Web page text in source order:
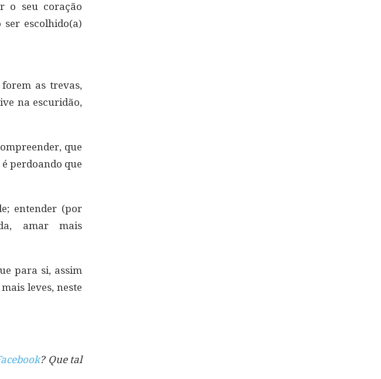
o seu coração
escolhido(a)
as trevas,
na escuridão,
que
perdoando que
entender (por
amar mais
para si, assim
leves, neste
? Que tal